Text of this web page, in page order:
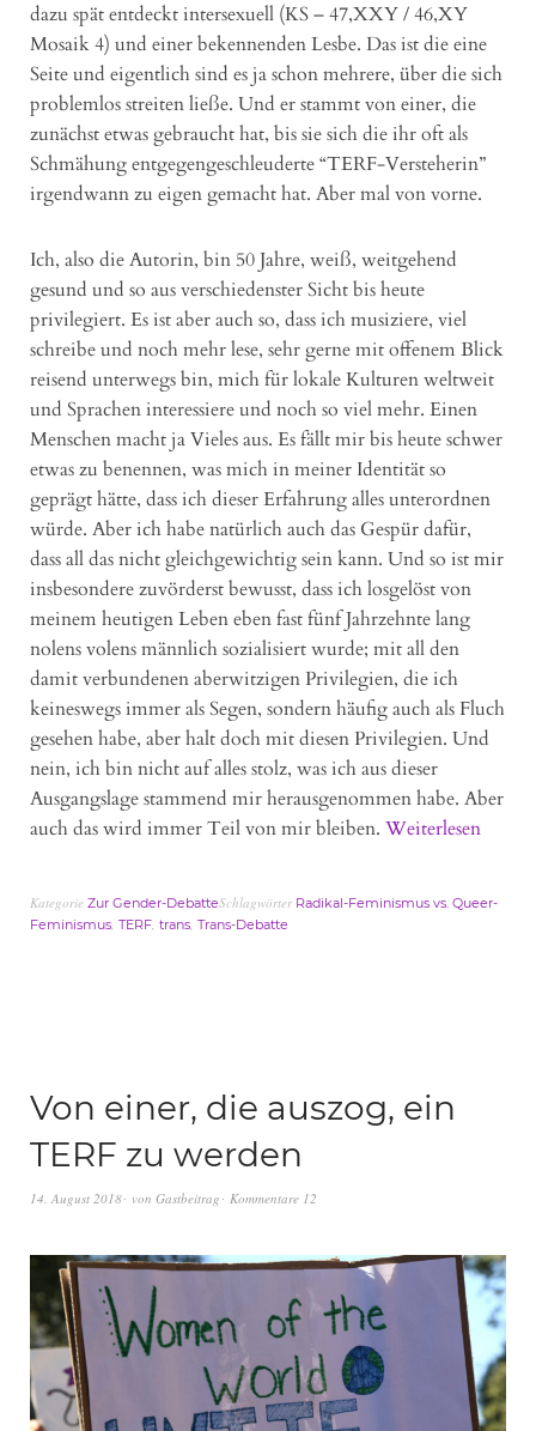
dazu spät entdeckt intersexuell (KS – 47,XXY / 46,XY
Mosaik 4) und einer bekennenden Lesbe. Das ist die eine
Seite und eigentlich sind es ja schon mehrere, über die sich
problemlos streiten ließe. Und er stammt von einer, die
zunächst etwas gebraucht hat, bis sie sich die ihr oft als
Schmähung entgegengeschleuderte “TERF-Versteherin”
irgendwann zu eigen gemacht hat. Aber mal von vorne.
Ich, also die Autorin, bin 50 Jahre, weiß, weitgehend
gesund und so aus verschiedenster Sicht bis heute
privilegiert. Es ist aber auch so, dass ich musiziere, viel
schreibe und noch mehr lese, sehr gerne mit offenem Blick
reisend unterwegs bin, mich für lokale Kulturen weltweit
und Sprachen interessiere und noch so viel mehr. Einen
Menschen macht ja Vieles aus. Es fällt mir bis heute schwer
etwas zu benennen, was mich in meiner Identität so
geprägt hätte, dass ich dieser Erfahrung alles unterordnen
würde. Aber ich habe natürlich auch das Gespür dafür,
dass all das nicht gleichgewichtig sein kann. Und so ist mir
insbesondere zuvörderst bewusst, dass ich losgelöst von
meinem heutigen Leben eben fast fünf Jahrzehnte lang
nolens volens männlich sozialisiert wurde; mit all den
damit verbundenen aberwitzigen Privilegien, die ich
keineswegs immer als Segen, sondern häufig auch als Fluch
gesehen habe, aber halt doch mit diesen Privilegien. Und
nein, ich bin nicht auf alles stolz, was ich aus dieser
Ausgangslage stammend mir herausgenommen habe. Aber
auch das wird immer Teil von mir bleiben. Weiterlesen
Kategorie Zur Gender-DebatteSchlagwörter Radikal-Feminismus vs. Queer-
Feminismus, TERF, trans, Trans-Debatte
Von einer, die auszog, ein
TERF zu werden
14. August 2018 von Gastbeitrag Kommentare 12